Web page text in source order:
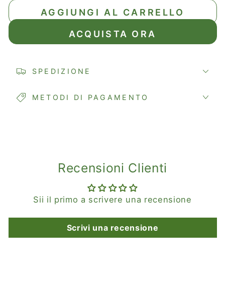
per
ESSENZIALE
per
OLIO
ESSENZIALE
AGGIUNGI AL CARRELLO
ACQUISTA ORA
SPEDIZIONE
METODI DI PAGAMENTO
Recensioni Clienti
Sii il primo a scrivere una recensione
Scrivi una recensione